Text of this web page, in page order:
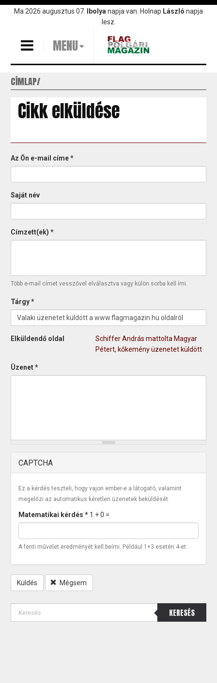
UgrásMa 2026 augusztus 07. Ibolya napja van. Holnap László napja
lesz.
MENU
CÍMLAP
Cikk elküldése
Az Ön e-mail címe*
Saját név
Címzett(ek)*
Több e-mail címet vesszővel elválasztva vagy külön sorba kell írni.
Tárgy*
Elküldendő oldal
Schiffer András mattolta Magyar
Pétert, kőkemény üzenetet küldött
Üzenet*
CAPTCHA
Ez a kérdés teszteli, hogy vajon ember-e a látogató, valamint
megelőzi az automatikus kéretlen üzenetek beküldését.
Matematikai kérdés* 1 + 0 =
A fenti művelet eredményét kell beírni. Például 1+3 esetén 4-et.
Küldés Mégsem
KERESÉS